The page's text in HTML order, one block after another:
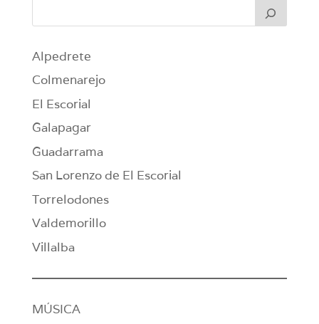
Alpedrete
Colmenarejo
El Escorial
Galapagar
Guadarrama
San Lorenzo de El Escorial
Torrelodones
Valdemorillo
Villalba
MÚSICA